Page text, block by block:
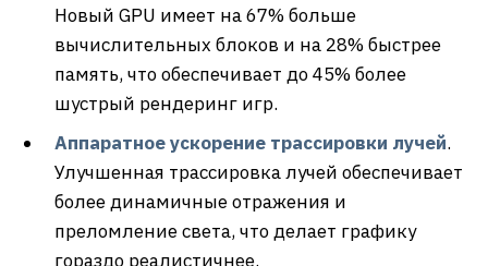
Новый GPU имеет на 67% больше
вычислительных блоков и на 28% быстрее
память, что обеспечивает до 45% более
шустрый рендеринг игр.
Аппаратное ускорение трассировки лучей.
Улучшенная трассировка лучей обеспечивает
более динамичные отражения и
преломление света, что делает графику
гораздо реалистичнее.